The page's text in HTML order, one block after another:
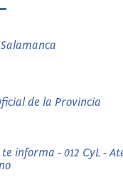
de la Provincia
informa - 012 CyL -